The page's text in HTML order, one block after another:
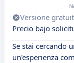
Versione
Precio bajo
Se stai cercando
un'esperienza